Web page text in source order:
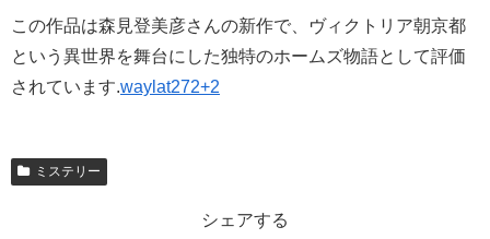
この作品は森見登美彦さんの新作で、ヴィクトリア朝京都
という異世界を舞台にした独特のホームズ物語として評価
されています.waylat272+2
ミステリー
シェアする